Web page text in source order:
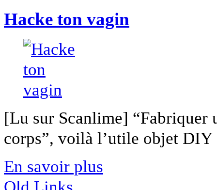
Hacke ton vagin
[Lu sur Scanlime] “Fabriquer
corps”, voilà l’utile objet
En savoir plus